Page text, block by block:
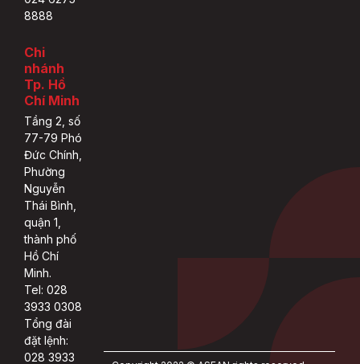
8888
Chi
nhánh
Tp. Hồ
Chí Minh
Tầng 2, số
77-79 Phó
Đức Chính,
Phường
Nguyễn
Thái Bình,
quận 1,
thành phố
Hồ Chí
Minh.
Tel: 028
3933 0308
Tổng đài
đặt lệnh:
028 3933